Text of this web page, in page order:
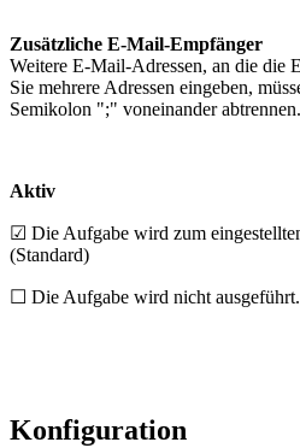
Zusätzliche E-Mail-Empfänger
Weitere E-Mail-Adressen, an die die
Sie mehrere Adressen eingeben,
Semikolon ";" voneinander abtrennen.
Aktiv
☑ Die Aufgabe wird zum
(Standard)
☐ Die Aufgabe wird nicht ausgeführt.
Konfiguration